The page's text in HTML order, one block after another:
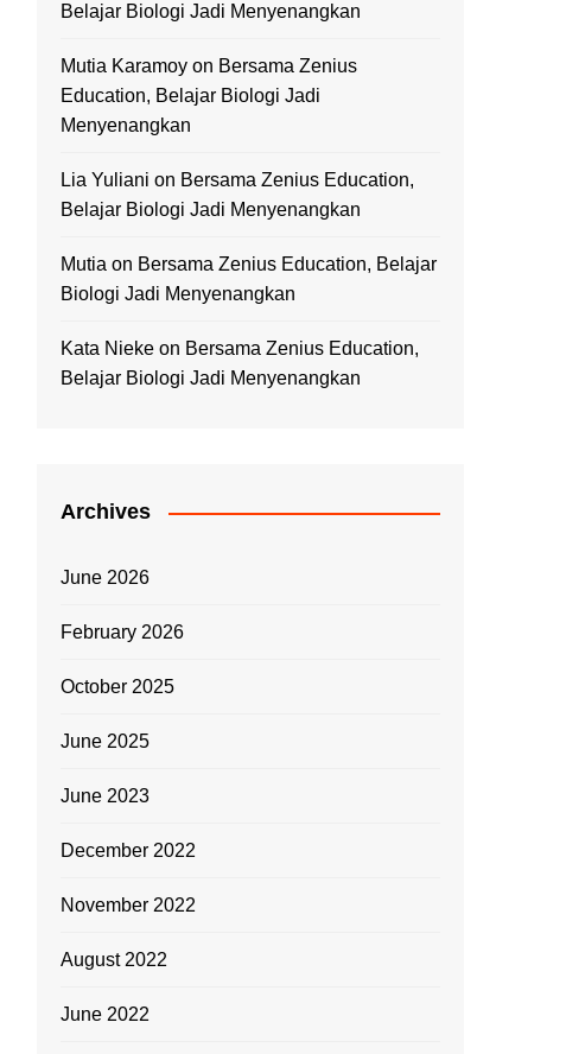
Belajar Biologi Jadi Menyenangkan
Mutia Karamoy on Bersama Zenius
Education, Belajar Biologi Jadi
Menyenangkan
Lia Yuliani on Bersama Zenius Education,
Belajar Biologi Jadi Menyenangkan
Mutia on Bersama Zenius Education, Belajar
Biologi Jadi Menyenangkan
Kata Nieke on Bersama Zenius Education,
Belajar Biologi Jadi Menyenangkan
Archives
June 2026
February 2026
October 2025
June 2025
June 2023
December 2022
November 2022
August 2022
June 2022